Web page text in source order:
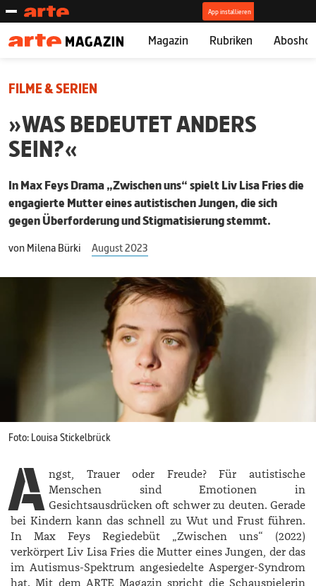
Magazin Rubriken
FILME & SERIEN
»WAS BEDEUTET ANDERS
SEIN?«
In Max Feys Drama „Zwischen uns“ spielt Liv Lisa Fries die
engagierte Mutter eines autistischen Jungen, die sich
gegen Überforderung und Stigmatisierung stemmt.
vonMilena Bürki August 2023
Foto: Louisa Stickelbrück
A ngst, Trauer oder Freude? Für autistische
Menschen sind Emotionen in
Gesichtsausdrücken oft schwer zu deuten. Gerade
bei Kindern kann das schnell zu Wut und Frust führen.
In Max Feys Regiedebüt „Zwischen uns“ (2022)
verkörpert Liv Lisa Fries die Mutter eines Jungen, der das
im Autismus-Spektrum angesiedelte Asperger-­Syndrom